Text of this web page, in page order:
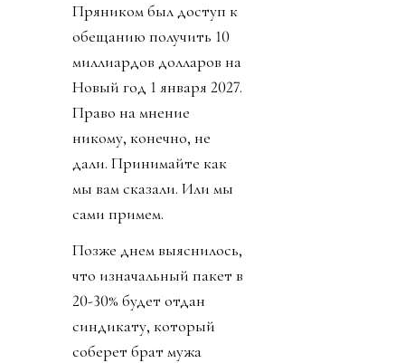
Пряником был доступ к
обещанию получить 10
миллиардов долларов на
Новый год 1 января 2027.
Право на мнение
никому, конечно, не
дали. Принимайте как
мы вам сказали. Или мы
сами примем.
Позже днем выяснилось,
что изначальный пакет в
20-30% будет отдан
синдикату, который
соберет брат мужа